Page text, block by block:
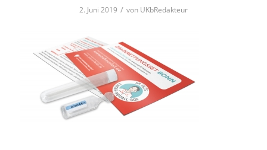
2. Juni 2019 / von UKbRedakteur